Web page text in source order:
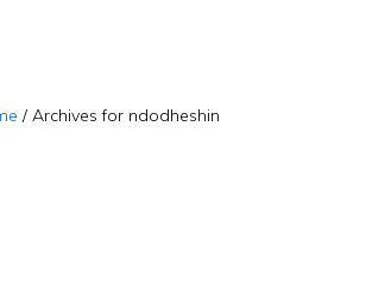
/ Archives for ndodheshin